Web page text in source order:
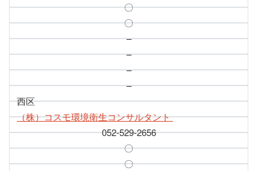
〇
〇
–
–
–
–
西区
（株）コスモ環境衛生コンサルタント
052-529-2656
〇
〇